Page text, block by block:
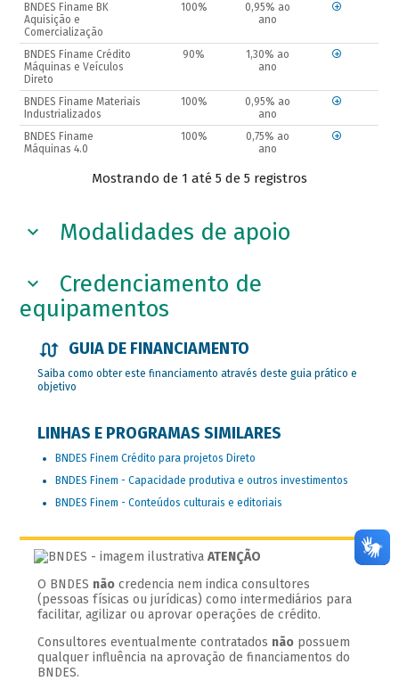
BNDES Finame BK
Aquisição e
Comercialização
100%
0,95% ao
ano
BNDES Finame Crédito
Máquinas e Veículos
Direto
90%
1,30% ao
ano
BNDES Finame Materiais
Industrializados
100%
0,95% ao
ano
BNDES Finame
Máquinas 4.0
100%
0,75% ao
ano
Mostrando de 1 até 5 de 5 registros
Modalidades de apoio
Credenciamento de
equipamentos
GUIA DE FINANCIAMENTO
Saiba como obter este financiamento através deste guia prático e
objetivo
LINHAS E PROGRAMAS SIMILARES
BNDES Finem Crédito para projetos Direto
BNDES Finem - Capacidade produtiva e outros investimentos
BNDES Finem - Conteúdos culturais e editoriais
ATENÇÃO
O BNDES não credencia nem indica consultores
(pessoas físicas ou jurídicas) como intermediários para
facilitar, agilizar ou aprovar operações de crédito.
Consultores eventualmente contratados não possuem
qualquer influência na aprovação de financiamentos do
BNDES.